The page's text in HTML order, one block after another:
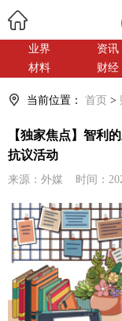
业界 资讯
材料
财经
当前位置： 首页 >
【独家焦点】智利
抗议活动
来源：外媒 时间：